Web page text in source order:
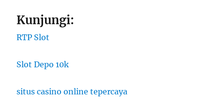
Kunjungi:
RTP Slot
Slot Depo 10k
situs casino online tepercaya